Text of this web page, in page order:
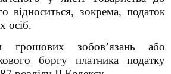
відноситься, зокрема, податок
осіб.
грошових зобов’язань або
боргу платника податку